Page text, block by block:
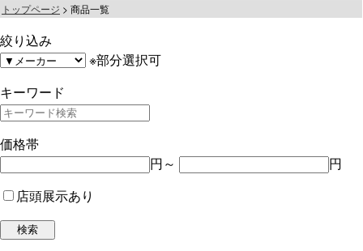
トップページ 商品一覧
絞り込み
※部分選択可
キーワード
価格帯
円～
円
店頭展示あり